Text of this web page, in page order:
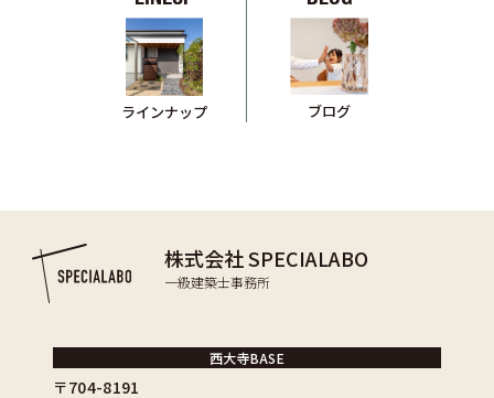
ラインナップ ブログ
株式会社 SPECIALABO
一級建築士事務所
西大寺BASE
〒704-8191